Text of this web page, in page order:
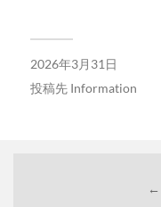
2026年3月31日
投稿先 Information
←